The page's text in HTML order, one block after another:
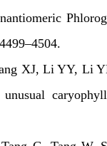
XJ, Li YY, Li